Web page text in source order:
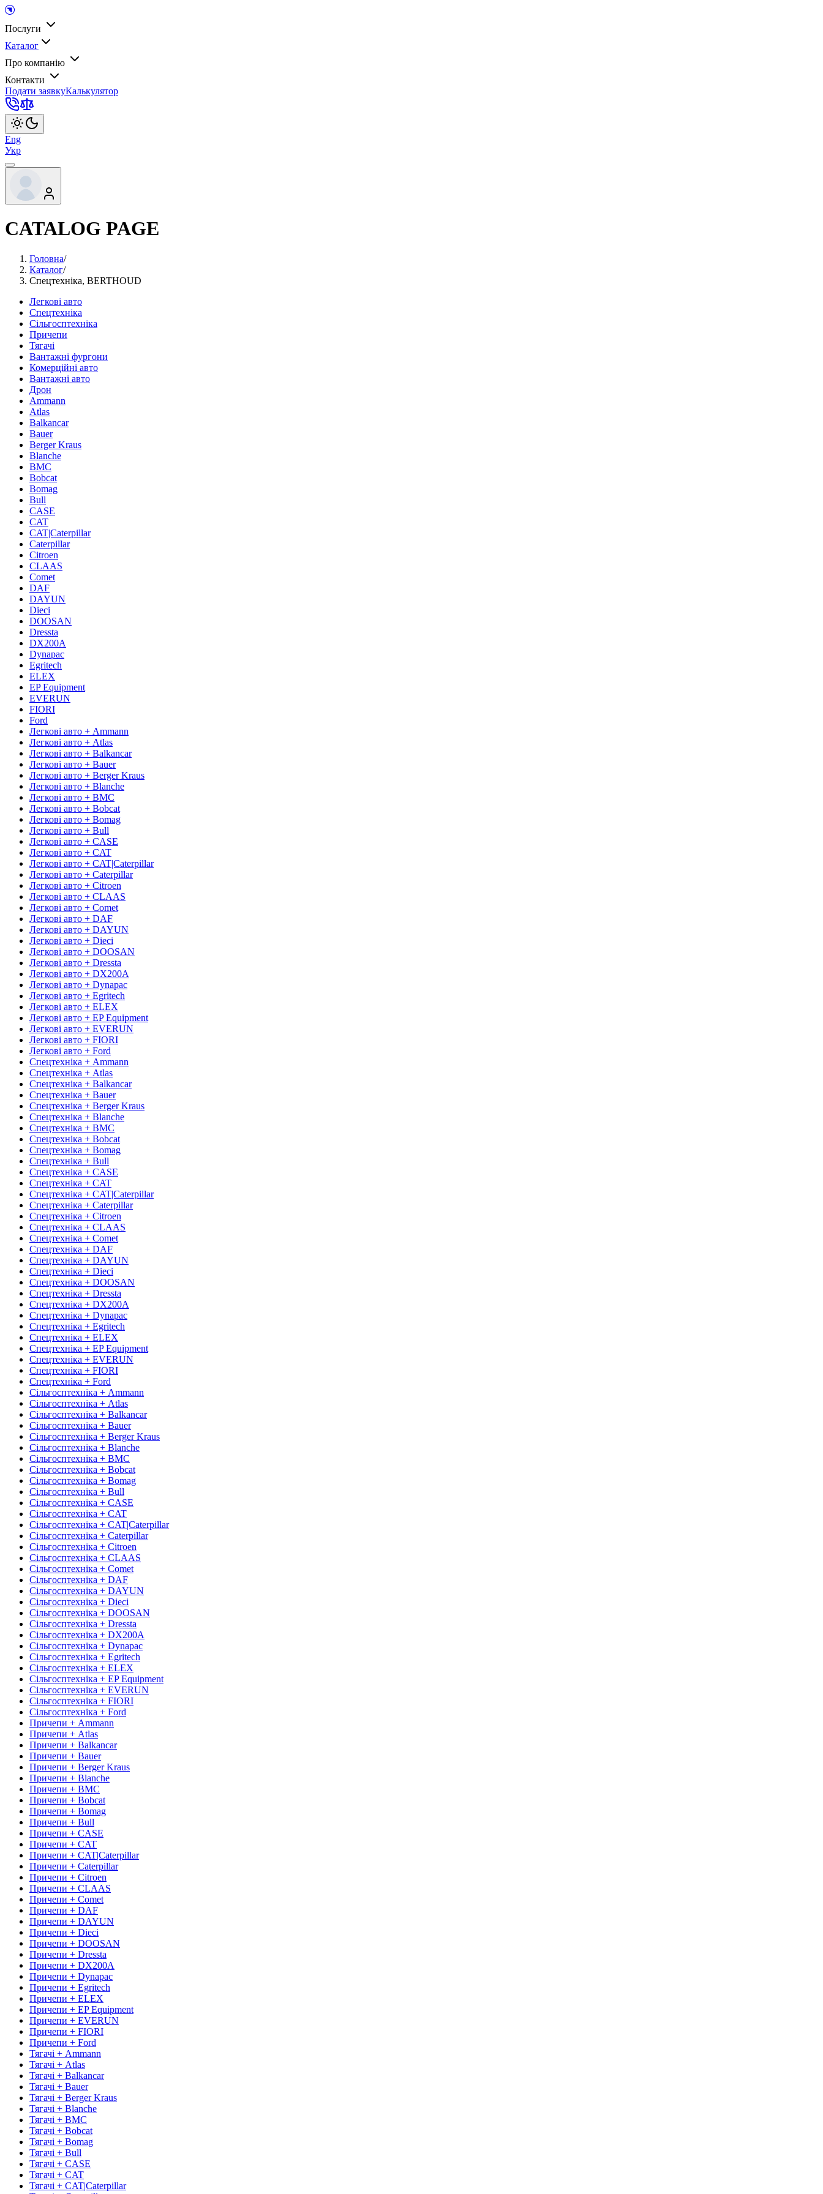
Послуги
Каталог
Про компанію
Контакти
Подати заявкуКалькулятор
Eng
Укр
CATALOG PAGE
Головна/
Каталог/
Спецтехніка, BERTHOUD
Легкові авто
Спецтехніка
Сільгосптехніка
Причепи
Тягачі
Вантажні фургони
Комерційні авто
Вантажні авто
Дрон
Ammann
Atlas
Balkancar
Bauer
Berger Kraus
Blanche
BMC
Bobcat
Bomag
Bull
CASE
CAT
CAT|Caterpillar
Caterpillar
Citroen
CLAAS
Comet
DAF
DAYUN
Dieci
DOOSAN
Dressta
DX200A
Dynapac
Egritech
ELEX
EP Equipment
EVERUN
FIORI
Ford
Легкові авто + Ammann
Легкові авто + Atlas
Легкові авто + Balkancar
Легкові авто + Bauer
Легкові авто + Berger Kraus
Легкові авто + Blanche
Легкові авто + BMC
Легкові авто + Bobcat
Легкові авто + Bomag
Легкові авто + Bull
Легкові авто + CASE
Легкові авто + CAT
Легкові авто + CAT|Caterpillar
Легкові авто + Caterpillar
Легкові авто + Citroen
Легкові авто + CLAAS
Легкові авто + Comet
Легкові авто + DAF
Легкові авто + DAYUN
Легкові авто + Dieci
Легкові авто + DOOSAN
Легкові авто + Dressta
Легкові авто + DX200A
Легкові авто + Dynapac
Легкові авто + Egritech
Легкові авто + ELEX
Легкові авто + EP Equipment
Легкові авто + EVERUN
Легкові авто + FIORI
Легкові авто + Ford
Спецтехніка + Ammann
Спецтехніка + Atlas
Спецтехніка + Balkancar
Спецтехніка + Bauer
Спецтехніка + Berger Kraus
Спецтехніка + Blanche
Спецтехніка + BMC
Спецтехніка + Bobcat
Спецтехніка + Bomag
Спецтехніка + Bull
Спецтехніка + CASE
Спецтехніка + CAT
Спецтехніка + CAT|Caterpillar
Спецтехніка + Caterpillar
Спецтехніка + Citroen
Спецтехніка + CLAAS
Спецтехніка + Comet
Спецтехніка + DAF
Спецтехніка + DAYUN
Спецтехніка + Dieci
Спецтехніка + DOOSAN
Спецтехніка + Dressta
Спецтехніка + DX200A
Спецтехніка + Dynapac
Спецтехніка + Egritech
Спецтехніка + ELEX
Спецтехніка + EP Equipment
Спецтехніка + EVERUN
Спецтехніка + FIORI
Спецтехніка + Ford
Сільгосптехніка + Ammann
Сільгосптехніка + Atlas
Сільгосптехніка + Balkancar
Сільгосптехніка + Bauer
Сільгосптехніка + Berger Kraus
Сільгосптехніка + Blanche
Сільгосптехніка + BMC
Сільгосптехніка + Bobcat
Сільгосптехніка + Bomag
Сільгосптехніка + Bull
Сільгосптехніка + CASE
Сільгосптехніка + CAT
Сільгосптехніка + CAT|Caterpillar
Сільгосптехніка + Caterpillar
Сільгосптехніка + Citroen
Сільгосптехніка + CLAAS
Сільгосптехніка + Comet
Сільгосптехніка + DAF
Сільгосптехніка + DAYUN
Сільгосптехніка + Dieci
Сільгосптехніка + DOOSAN
Сільгосптехніка + Dressta
Сільгосптехніка + DX200A
Сільгосптехніка + Dynapac
Сільгосптехніка + Egritech
Сільгосптехніка + ELEX
Сільгосптехніка + EP Equipment
Сільгосптехніка + EVERUN
Сільгосптехніка + FIORI
Сільгосптехніка + Ford
Причепи + Ammann
Причепи + Atlas
Причепи + Balkancar
Причепи + Bauer
Причепи + Berger Kraus
Причепи + Blanche
Причепи + BMC
Причепи + Bobcat
Причепи + Bomag
Причепи + Bull
Причепи + CASE
Причепи + CAT
Причепи + CAT|Caterpillar
Причепи + Caterpillar
Причепи + Citroen
Причепи + CLAAS
Причепи + Comet
Причепи + DAF
Причепи + DAYUN
Причепи + Dieci
Причепи + DOOSAN
Причепи + Dressta
Причепи + DX200A
Причепи + Dynapac
Причепи + Egritech
Причепи + ELEX
Причепи + EP Equipment
Причепи + EVERUN
Причепи + FIORI
Причепи + Ford
Тягачі + Ammann
Тягачі + Atlas
Тягачі + Balkancar
Тягачі + Bauer
Тягачі + Berger Kraus
Тягачі + Blanche
Тягачі + BMC
Тягачі + Bobcat
Тягачі + Bomag
Тягачі + Bull
Тягачі + CASE
Тягачі + CAT
Тягачі + CAT|Caterpillar